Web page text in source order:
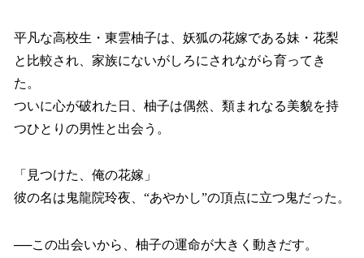
平凡な高校生・東雲柚子は、妖狐の花嫁である妹・花梨
と比較され、家族にないがしろにされながら育ってき
た。
ついに心が破れた日、柚子は偶然、類まれなる美貌を持
つひとりの男性と出会う。
「見つけた、俺の花嫁」
彼の名は鬼龍院玲夜、“あやかし”の頂点に立つ鬼だった。
──この出会いから、柚子の運命が大きく動きだす。